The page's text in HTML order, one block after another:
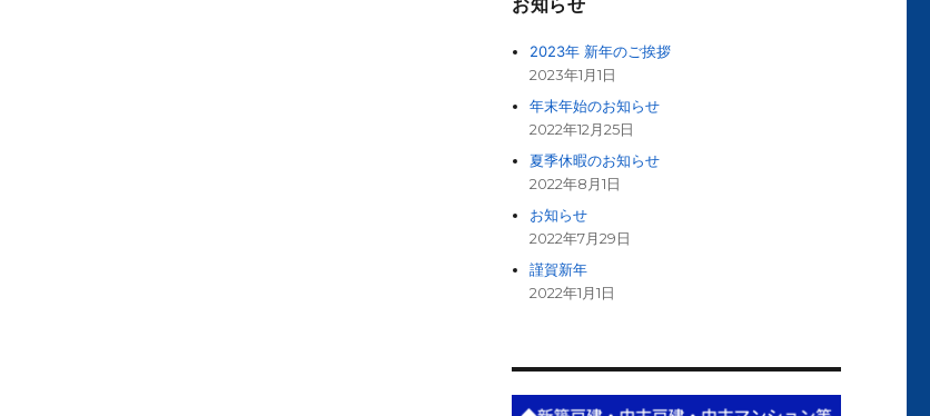
2023年 新年のご挨拶
2023年1月1日
年末年始のお知らせ
2022年12月25日
夏季休暇のお知らせ
2022年8月1日
お知らせ
2022年7月29日
謹賀新年
2022年1月1日